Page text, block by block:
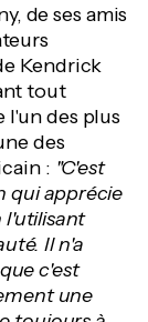
de ses amis
Kendrick
tout
l'un des plus
des
: "C'est
qui apprécie
l'utilisant
Il n'a
c'est
une